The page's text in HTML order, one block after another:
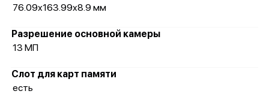
76.09x163.99x8.9 мм
Разрешение основной камеры
13 МП
Слот для карт памяти
есть